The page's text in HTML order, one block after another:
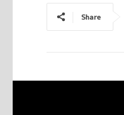
Share